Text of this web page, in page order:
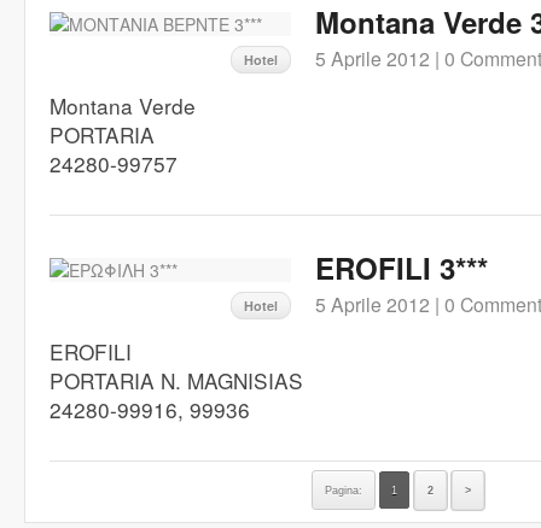
Hotel
Montana Verde
5 Aprile 2012 | 0
Montana Verde
PORTARIA
24280-99757
Hotel
EROFILI 3***
5 Aprile 2012 | 0
EROFILI
PORTARIA N. MAGNISIAS
24280-99916, 99936
Pagina: 1 2 >